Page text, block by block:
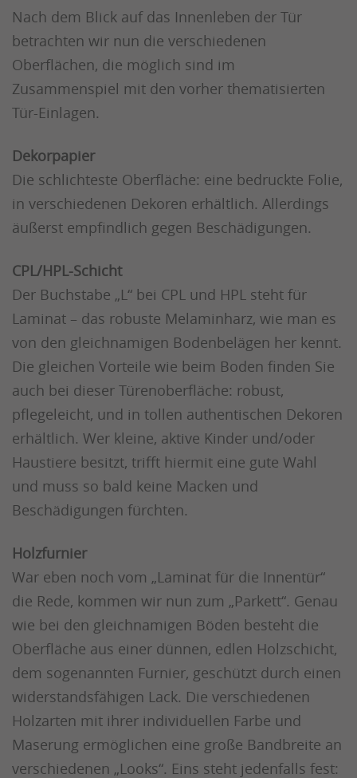
Nach dem Blick auf das Innenleben der Tür
betrachten wir nun die verschiedenen
Oberflächen, die möglich sind im
Zusammenspiel mit den vorher thematisierten
Tür-Einlagen.
Dekorpapier
Die schlichteste Oberfläche: eine bedruckte Folie,
in verschiedenen Dekoren erhältlich. Allerdings
äußerst empfindlich gegen Beschädigungen.
CPL/HPL-Schicht
Der Buchstabe „L“ bei CPL und HPL steht für
Laminat – das robuste Melaminharz, wie man es
von den gleichnamigen Bodenbelägen her kennt.
Die gleichen Vorteile wie beim Boden finden Sie
auch bei dieser Türenoberfläche: robust,
pflegeleicht, und in tollen authentischen Dekoren
erhältlich. Wer kleine, aktive Kinder und/oder
Haustiere besitzt, trifft hiermit eine gute Wahl
und muss so bald keine Macken und
Beschädigungen fürchten.
Holzfurnier
War eben noch vom „Laminat für die Innentür“
die Rede, kommen wir nun zum „Parkett“. Genau
wie bei den gleichnamigen Böden besteht die
Oberfläche aus einer dünnen, edlen Holzschicht,
dem sogenannten Furnier, geschützt durch einen
widerstandsfähigen Lack. Die verschiedenen
Holzarten mit ihrer individuellen Farbe und
Maserung ermöglichen eine große Bandbreite an
verschiedenen „Looks“. Eins steht jedenfalls fest: